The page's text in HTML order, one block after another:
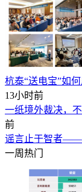
杭泰“送电宝”如
13小时前
一纸境外裁决，
前
谣言止于智者——
一周热门